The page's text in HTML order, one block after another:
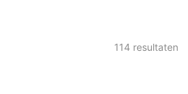
114 resultaten